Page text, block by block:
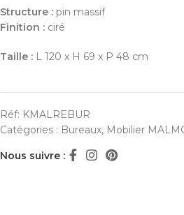
Structure :pin massif
Finition :ciré
Taille :L 120 x H 69 x P 48 cm
Réf: KMALREBUR
Catégories : Bureaux, Mobilier
Nous suivre :